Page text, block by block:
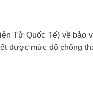
Tử Quốc Tế) về bảo
được mức độ chống